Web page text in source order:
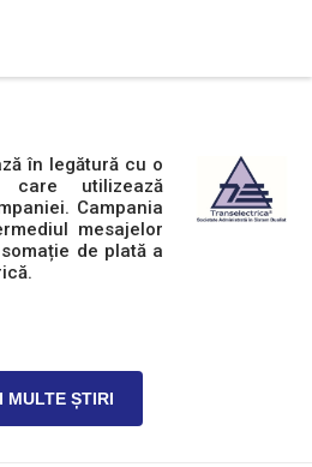
în legătură cu o
utilizează
Campania
mesajelor
de plată a
MULTE ȘTIRI